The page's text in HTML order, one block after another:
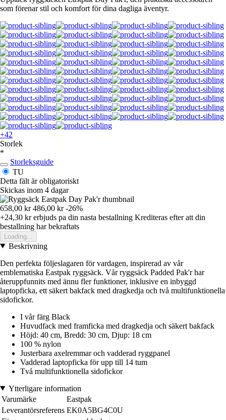
som förenar stil och komfort för dina dagliga äventyr.
+42
Storlek
*
Storleksguide
TU
Detta fält är obligatoriskt
Skickas inom 4 dagar
658,00 kr 486,00 kr -26%
+24,30 krerbjuds pa din nasta bestallning Krediteras efter att din
bestallning har bekraftats
Loading...
Beskrivning
Den perfekta följeslagaren för vardagen, inspirerad av vår
emblematiska Eastpak ryggsäck. Vår ryggsäck Padded Pak'r har
återuppfunnits med ännu fler funktioner, inklusive en inbyggd
laptopficka, ett säkert bakfack med dragkedja och två multifunktionella
sidofickor.
I vår färg Black
Huvudfack med framficka med dragkedja och säkert bakfack
Höjd: 40 cm, Bredd: 30 cm, Djup: 18 cm
100 % nylon
Justerbara axelremmar och vadderad ryggpanel
Vadderad laptopficka för upp till 14 tum
Två multifunktionella sidofickor
Ytterligare information
Varumärke
Eastpak
Leverantörsreferens EK0A5BG4C0U